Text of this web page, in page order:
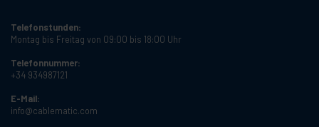
Telefonstunden:
Montag bis Freitag von 09:00 bis 18:00 Uhr
Telefonnummer:
+34 934987121
E-Mail:
info@cablematic.com